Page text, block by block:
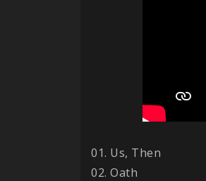
01. Us, Then
02. Oath